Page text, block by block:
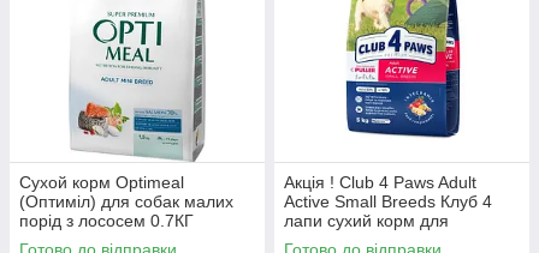
Сухой корм Optimeal
(Оптиміл) для собак малих
порід з лососем 0.7КГ
Акція ! Club 4 Paws Adult
Active Small Breeds Клуб 4
лапи сухий корм для
активних собак малих порід,